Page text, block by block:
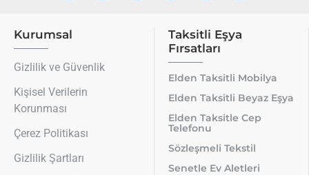
Kurumsal
Gizlilik ve Güvenlik
Kişisel Verilerin
Korunması
Çerez Politikası
Gizlilik Şartları
Taksitli Eşya
Fırsatları
Elden Taksitli Mobilya
Elden Taksitli Beyaz Eşya
Elden Taksitle Cep
Telefonu
Sözleşmeli Tekstil
Senetle Ev Aletleri